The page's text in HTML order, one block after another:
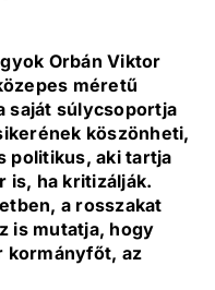
Orbán Viktor
méretű
saját súlycsoportja
köszönheti,
politikus, aki tartja
is, ha kritizálják.
a rosszakat
is mutatja, hogy
kormányfőt, az